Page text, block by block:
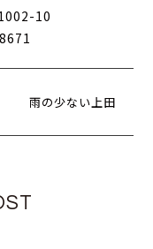
10
雨の少ない上田